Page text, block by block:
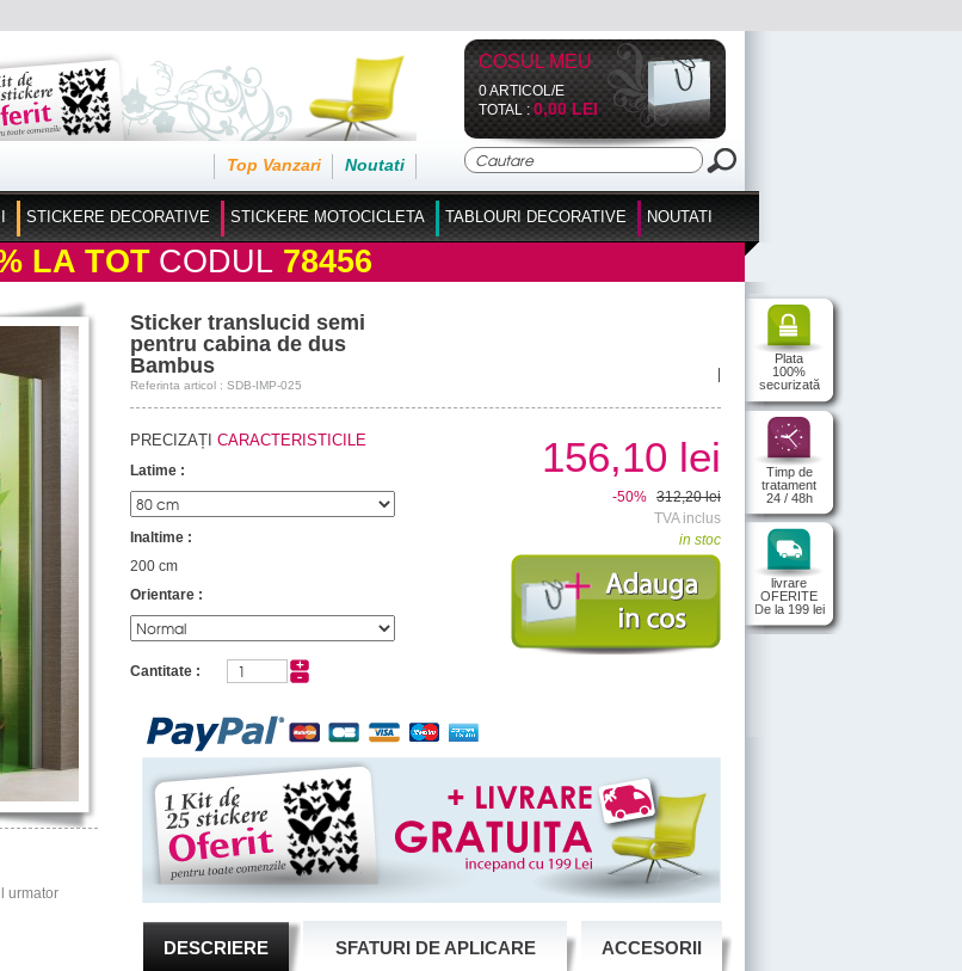
Noutati
Top Vanzari
COSUL MEU
0 ARTICOL/E
TOTAL : 0,00 LEI
STICKERE DECORATIVE STICKERE MOTOCICLETA TABLOURI DECORATIVE NOUTATI
LA TOT CODUL 78456
Plata
100%
securizată
Timp de
tratament
24 / 48h
livrare
OFERITE
De la 199 lei
urmator
Sticker translucid semi
pentru cabina de dus
Bambus
Referinta articol : SDB-IMP-025
|
PRECIZAȚI CARACTERISTICILE
Latime :
Inaltime :
200 cm
Orientare :
Cantitate :
156,10 lei
-50% 312,20 lei
TVA inclus
in stoc
DESCRIERE SFATURI DE APLICARE ACCESORII